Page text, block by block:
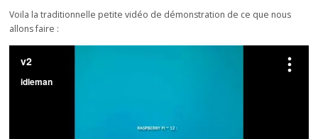
Voila la traditionnelle petite vidéo de démonstration de ce que nous
allons faire :